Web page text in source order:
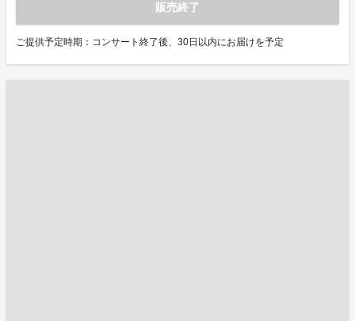
販売終了
ご提供予定時期：コンサート終了後、30日以内にお届けを予定